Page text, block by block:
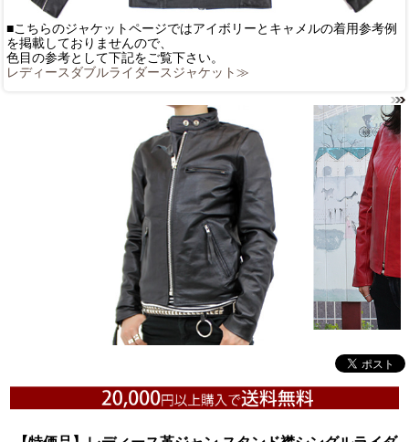
■こちらのジャケットページではアイボリーとキャメルの着用参考例
を掲載しておりませんので、
色目の参考として下記をご覧下さい。
レディースダブルライダースジャケット≫